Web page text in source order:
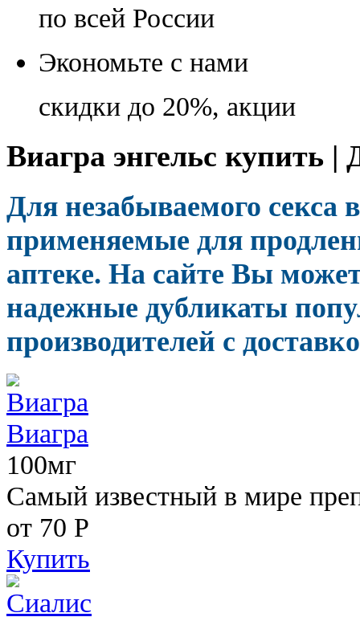
по всей России
Экономьте с нами
скидки до 20%, акции
Виагра энгельс купить |
Для незабываемого секса
применяемые для
аптеке. На сайте Вы
надежные дубликаты
производителей с
Виагра
100мг
Самый известный в мире
от 70 Р
Купить